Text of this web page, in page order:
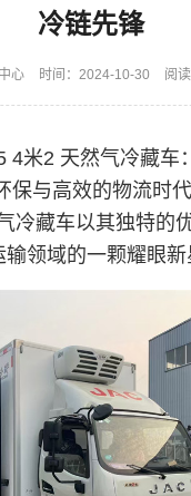
冷链先锋
心 时间：2024-10-30 阅
4米2 天然气冷藏车
保与高效的物流时
冷藏车以其独特的
领域的一颗耀眼新